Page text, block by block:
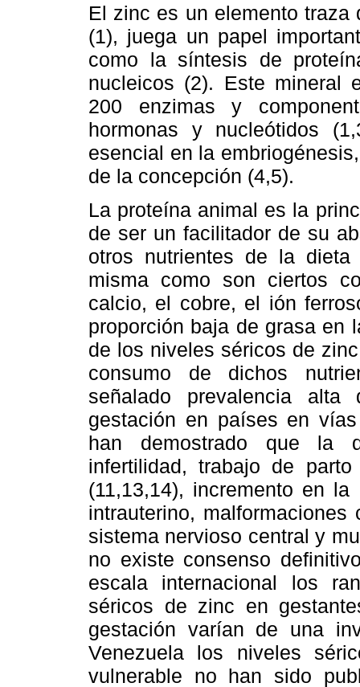
El zinc es un elemento
(1), juega un papel
como la síntesis de
nucleicos (2). Este mineral
200 enzimas y
hormonas y nucleótidos
esencial en la
de la concepción (4,5).
La proteína animal es la
de ser un facilitador de su
otros nutrientes de la
misma como son ciertos
calcio, el cobre, el ión
proporción baja de grasa en
de los niveles séricos de
consumo de dichos
señalado prevalencia
gestación en países en
han demostrado que la
infertilidad, trabajo de parto
(11,13,14), incremento en
intrauterino,
sistema nervioso central y
no existe consenso
escala internacional los
séricos de zinc en
gestación varían de una
Venezuela los niveles
vulnerable no han sido